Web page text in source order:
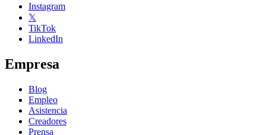
Instagram
𝕏
TikTok
LinkedIn
Empresa
Blog
Empleo
Asistencia
Creadores
Prensa